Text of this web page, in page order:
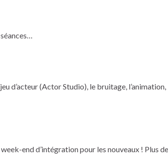
d’acteur (Actor Studio), le bruitage,
end d’intégration pour les nouveaux ! Plus